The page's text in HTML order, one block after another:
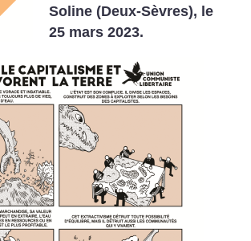
Soline (Deux-Sèvres), le
25 mars 2023.